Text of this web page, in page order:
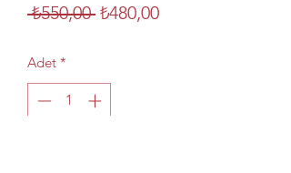
₺550,00 Normal
₺480,00İndirimli
Adet *